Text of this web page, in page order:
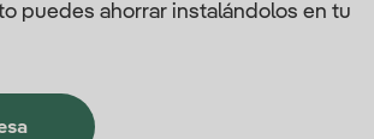
puedes ahorrar instalándolos en tu